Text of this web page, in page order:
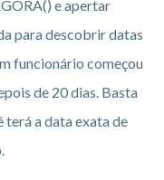
e apertar
para descobrir datas
funcionário começou
de 20 dias. Basta
terá a data exata de